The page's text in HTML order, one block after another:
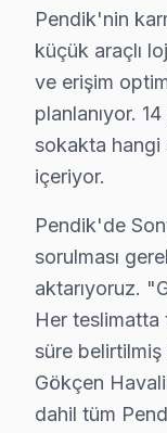
Sony
Cenk D. —
12 yıllık
· Sony
·
Pendik
·
Pendik'nin
küçük araçlı
ve erişim
planlanıyor.
sokakta hangi
içeriyor.
Pendik'de
sorulması
aktarıyoruz.
Her teslimatta
süre
Gökçen
dahil tüm